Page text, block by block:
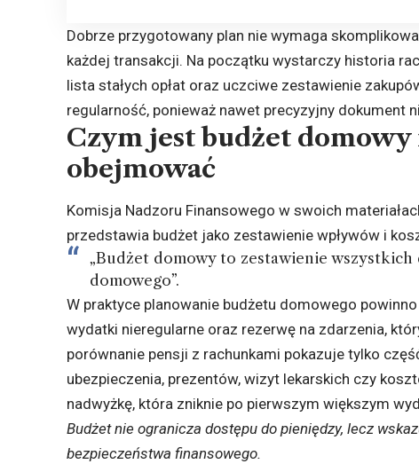
Dobrze przygotowany plan nie wymaga
każdej transakcji. Na początku wystarczy historia
lista stałych opłat oraz uczciwe zestawienie
regularność, ponieważ nawet precyzyjny dokument
Czym jest budżet
obejmować
Komisja Nadzoru Finansowego w swoich
przedstawia budżet jako zestawienie wpływów i
„Budżet domowy to zestawienie
domowego”.
W praktyce planowanie budżetu domowego
wydatki nieregularne oraz rezerwę na zdarzenia,
porównanie pensji z rachunkami pokazuje tylko
ubezpieczenia, prezentów, wizyt lekarskich czy
nadwyżkę, która zniknie po pierwszym większym
Budżet nie ogranicza dostępu do pieniędzy, lecz
bezpieczeństwa finansowego.